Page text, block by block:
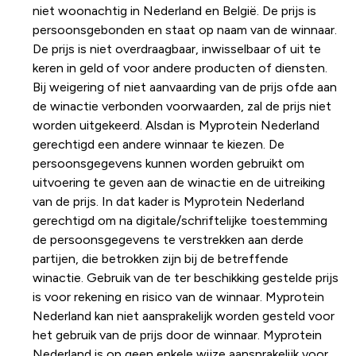
niet woonachtig in Nederland en België. De prijs is
persoonsgebonden en staat op naam van de winnaar.
De prijs is niet overdraagbaar, inwisselbaar of uit te
keren in geld of voor andere producten of diensten.
Bij weigering of niet aanvaarding van de prijs ofde aan
de winactie verbonden voorwaarden, zal de prijs niet
worden uitgekeerd. Alsdan is Myprotein Nederland
gerechtigd een andere winnaar te kiezen. De
persoonsgegevens kunnen worden gebruikt om
uitvoering te geven aan de winactie en de uitreiking
van de prijs. In dat kader is Myprotein Nederland
gerechtigd om na digitale/schriftelijke toestemming
de persoonsgegevens te verstrekken aan derde
partijen, die betrokken zijn bij de betreffende
winactie. Gebruik van de ter beschikking gestelde prijs
is voor rekening en risico van de winnaar. Myprotein
Nederland kan niet aansprakelijk worden gesteld voor
het gebruik van de prijs door de winnaar. Myprotein